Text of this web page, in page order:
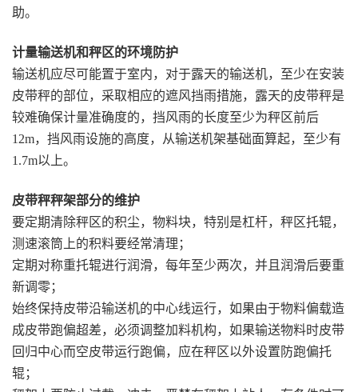
助。
计量输送机和秤区的环境防护
输送机应尽可能置于室内，对于露天的输送机，至少在安装
皮带秤的部位，采取相应的遮风挡雨措施，露天的皮带秤是
较难确保计量准确度的，挡风雨的长度至少为秤区前后
12m，挡风雨设施的高度，从输送机架基础面算起，至少有
1.7m以上。
皮带秤秤架部分的维护
要定期清除秤区的积尘，物料块，特别是杠杆，秤区托辊，
测速滚筒上的积料要经常清理；
定期对称重托辊进行润滑，每年至少两次，并且润滑后要重
新调零；
始终保持皮带沿输送机的中心线运行，如果由于物料偏载造
成皮带跑偏超差，必须调整加料机构，如果输送物料时皮带
回归中心而空皮带运行跑偏，应在秤区以外设置防跑偏托
辊；